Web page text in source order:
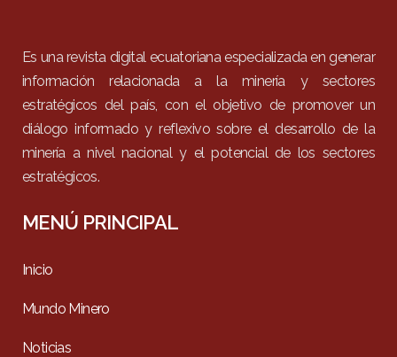
Es una revista digital ecuatoriana especializada en generar
información relacionada a la minería y sectores
estratégicos del país, con el objetivo de promover un
diálogo informado y reflexivo sobre el desarrollo de la
minería a nivel nacional y el potencial de los sectores
estratégicos.
MENÚ PRINCIPAL
Inicio
Mundo Minero
Noticias